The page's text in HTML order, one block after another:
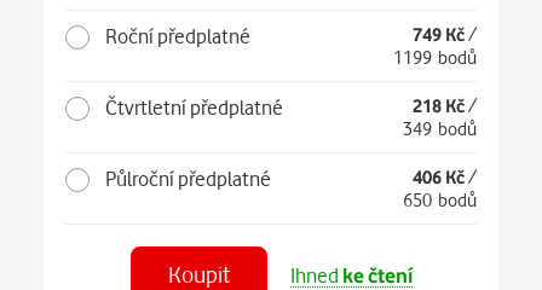
Roční předplatné 749 Kč/
1199 bodů
Čtvrtletní předplatné 218 Kč/
349 bodů
Půlroční předplatné 406 Kč/
650 bodů
Koupit Ihned ke čtení